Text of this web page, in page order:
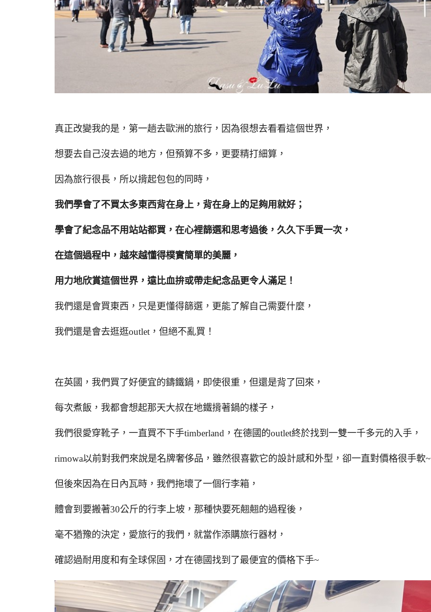
真正改變我的是，第一趟去歐洲的旅行，因為很想去看看這個世界，
想要去自己沒去過的地方，但預算不多，更要精打細算，
因為旅行很長，所以揹起包包的同時，
我們學會了不買太多東西背在身上，背在身上的足夠用就好；
學會了紀念品不用站站都買，在心裡篩選和思考過後，久久下手買一次，
在這個過程中，越來越懂得樸實簡單的美麗，
用力地欣賞這個世界，遠比血拚或帶走紀念品更令人滿足！
我們還是會買東西，只是更懂得篩選，更能了解自己需要什麼，
我們還是會去逛逛outlet，但絕不亂買！
在英國，我們買了好便宜的鑄鐵鍋，即使很重，但還是背了回來，
每次煮飯，我都會想起那天大叔在地鐵揹著鍋的樣子，
我們很愛穿靴子，一直買不下手timberland，在德國的outlet終於找到一雙一千多元的入手，
rimowa以前對我們來說是名牌奢侈品，雖然很喜歡它的設計感和外型，卻一直對價格很手軟~
但後來因為在日內瓦時，我們拖壞了一個行李箱，
體會到要搬著30公斤的行李上坡，那種快要死翹翹的過程後，
毫不猶豫的決定，愛旅行的我們，就當作添購旅行器材，
確認過耐用度和有全球保固，才在德國找到了最便宜的價格下手~